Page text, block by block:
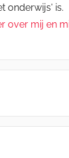
onderwijs' is.
over mij en